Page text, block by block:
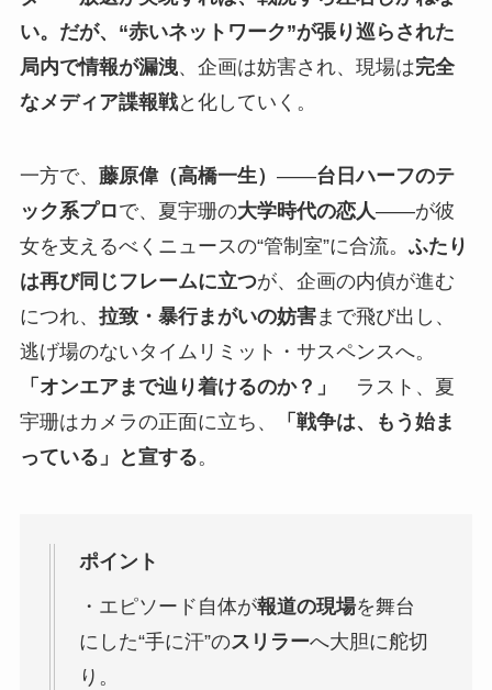
い。だが、“赤いネットワーク”が張り巡らされた
局内で情報が漏洩、企画は妨害され、現場は完全
なメディア諜報戦と化していく。
一方で、 藤原偉（高橋一生） ――台日ハーフのテ
ック系プロで、夏宇珊の大学時代の恋人――が彼
女を支えるべくニュースの“管制室”に合流。 ふたり
は再び同じフレームに立つが、企画の内偵が進む
につれ、 拉致・暴行まがいの妨害まで飛び出し、
逃げ場のないタイムリミット・サスペンスへ。
「オンエアまで辿り着けるのか？」
ラスト、夏
宇珊はカメラの正面に立ち、
「戦争は、もう始ま
っている」と宣する。
ポイント
・エピソード自体が報道の現場を舞台
にした“手に汗”のスリラーへ大胆に舵切
り。